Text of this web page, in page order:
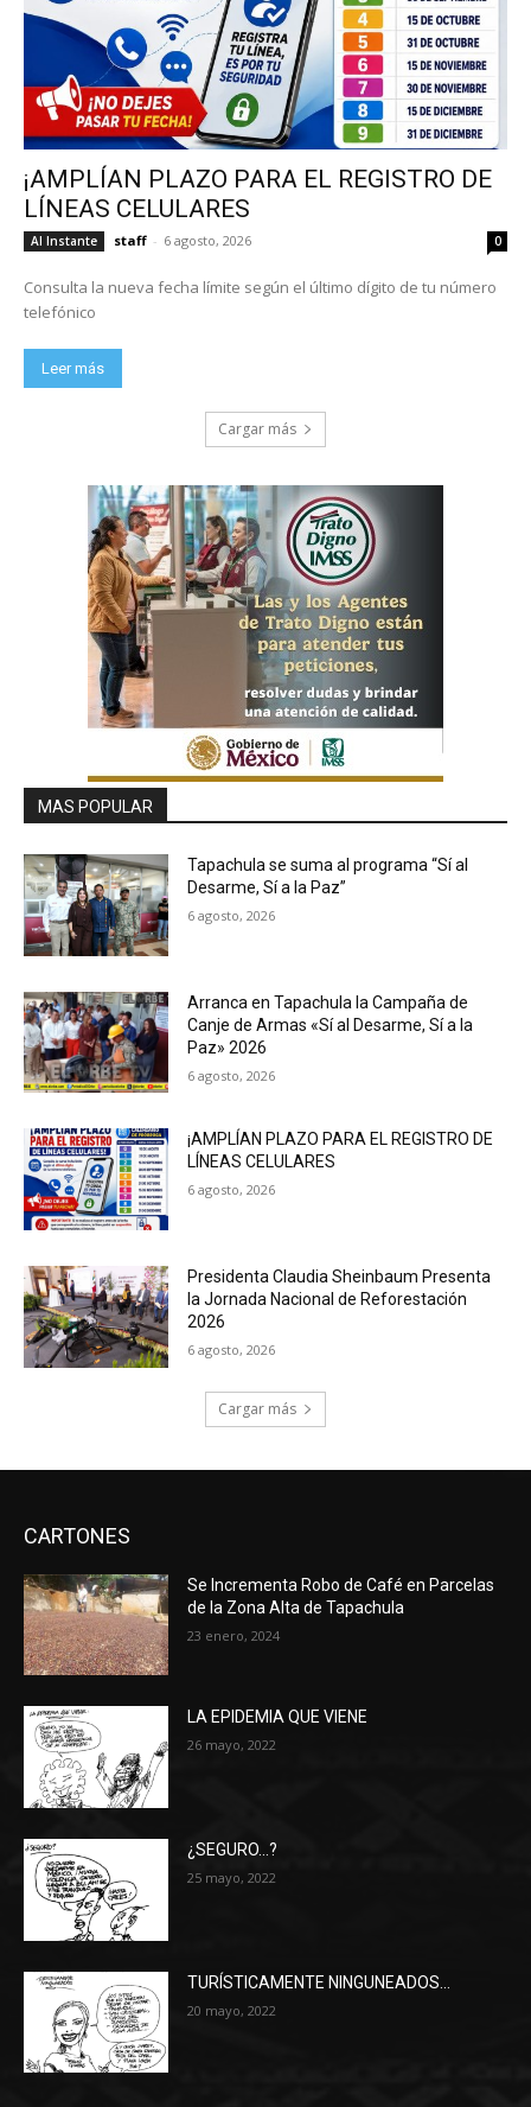
¡AMPLÍAN PLAZO PARA EL REGISTRO DE
LÍNEAS CELULARES
Al Instante staff - 6 agosto, 2026 0
Consulta la nueva fecha límite según el último dígito de tu número
telefónico
Leer más
Cargar más
MAS POPULAR
Tapachula se suma al programa “Sí al
Desarme, Sí a la Paz”
6 agosto, 2026
Arranca en Tapachula la Campaña de
Canje de Armas «Sí al Desarme, Sí a la
Paz» 2026
6 agosto, 2026
¡AMPLÍAN PLAZO PARA EL REGISTRO DE
LÍNEAS CELULARES
6 agosto, 2026
Presidenta Claudia Sheinbaum Presenta
la Jornada Nacional de Reforestación
2026
6 agosto, 2026
Cargar más
CARTONES
Se Incrementa Robo de Café en Parcelas
de la Zona Alta de Tapachula
23 enero, 2024
LA EPIDEMIA QUE VIENE
26 mayo, 2022
¿SEGURO…?
25 mayo, 2022
TURÍSTICAMENTE NINGUNEADOS…
20 mayo, 2022